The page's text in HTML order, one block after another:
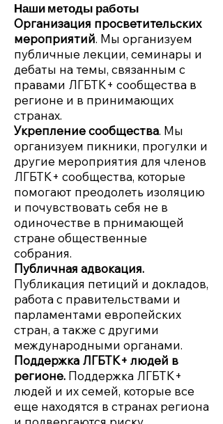
Наши методы работы
Организация просветительских
мероприятий. Мы организуем
публичные лекции, семинары и
дебаты на темы, связанным с
правами ЛГБТК+ сообщества в
регионе и в принимающих
странах.
Укрепление сообщества. Мы
организуем пикники, прогулки и
другие мероприятия для членов
ЛГБТК+ сообщества, которые
помогают преодолеть изоляцию
и почувствовать себя не в
одиночестве в прнимающей
стране общественные
собрания.
Публичная адвокация.
Публикация петиций и докладов,
работа с правительствами и
парламентами европейских
стран, а также с другими
международными органами.
Поддержка ЛГБТК+ людей в
регионе. Поддержка ЛГБТК+
людей и их семей, которые все
еще находятся в странах региона